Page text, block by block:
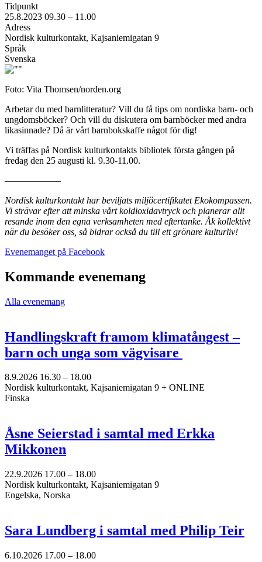
Tidpunkt
25.8.2023 09.30 – 11.00
Adress
Nordisk kulturkontakt, Kajsaniemigatan 9
Språk
Svenska
Foto: Vita Thomsen/norden.org
Arbetar du med barnlitteratur? Vill du få tips om nordiska barn- och
ungdomsböcker? Och vill du diskutera om barnböcker med andra
likasinnade? Då är vårt barnbokskaffe något för dig!
Vi träffas på Nordisk kulturkontakts bibliotek första gången på
fredag den 25 augusti kl. 9.30-11.00.
––––––––––––
Nordisk kulturkontakt har beviljats miljöcertifikatet Ekokompassen.
Vi strävar efter att minska vårt koldioxidavtryck och planerar allt
resande inom den egna verksamheten med eftertanke. Åk kollektivt
när du besöker oss, så bidrar också du till ett grönare kulturliv!
Evenemanget på FacebookÖppnas
ny
Kommande evenemang
Alla evenemang
Handlingskraft framom klimatångest –
barn och unga som vägvisare
8.9.2026 16.30 – 18.00
Nordisk kulturkontakt, Kajsaniemigatan 9 + ONLINE
Finska
Åsne Seierstad i samtal med Erkka
Mikkonen
22.9.2026 17.00 – 18.00
Nordisk kulturkontakt, Kajsaniemigatan 9
Engelska, Norska
Sara Lundberg i samtal med Philip Teir
6.10.2026 17.00 – 18.00